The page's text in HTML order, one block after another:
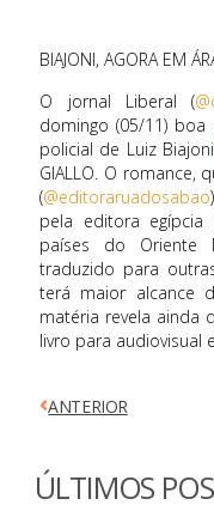
BIAJONI, AGORA EM
O jornal Liberal (
domingo (05/11)
policial de Luiz
GIALLO. O romance,
(@editoraruadosabao
pela editora
países do Oriente
traduzido para
terá maior alcance
matéria revela ainda
livro para audiovisual
ANTERIOR
ÚLTIMOS